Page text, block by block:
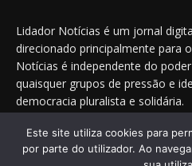
Lidador Notícias é um jornal
direcionado principalmente para
Notícias é independente do
quaisquer grupos de pressão e
democracia pluralista e solidária.
Este site utiliza cookies para
por parte do utilizador. Ao